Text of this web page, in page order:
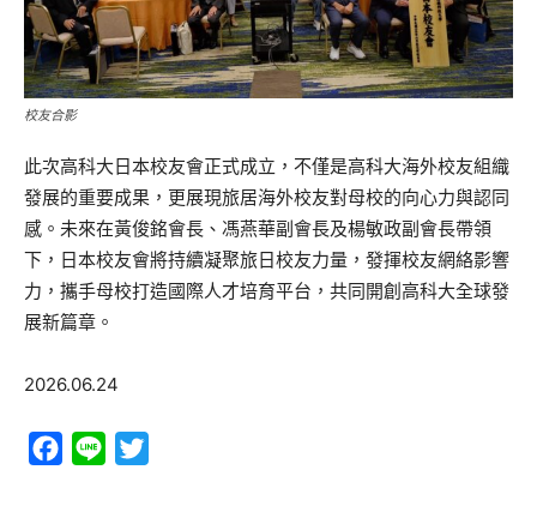
校友合影
此次高科大日本校友會正式成立，不僅是高科大海外校友組織
發展的重要成果，更展現旅居海外校友對母校的向心力與認同
感。未來在黃俊銘會長、馮燕華副會長及楊敏政副會長帶領
下，日本校友會將持續凝聚旅日校友力量，發揮校友網絡影響
力，攜手母校打造國際人才培育平台，共同開創高科大全球發
展新篇章。
2026.06.24
Facebook
Line